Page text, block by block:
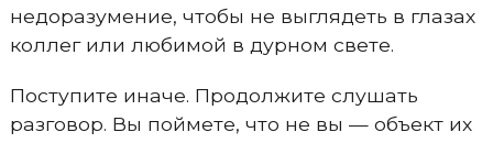
недоразумение, чтобы не выглядеть в глазах
коллег или любимой в дурном свете.
Поступите иначе. Продолжите слушать
разговор. Вы поймете, что не вы — объект их